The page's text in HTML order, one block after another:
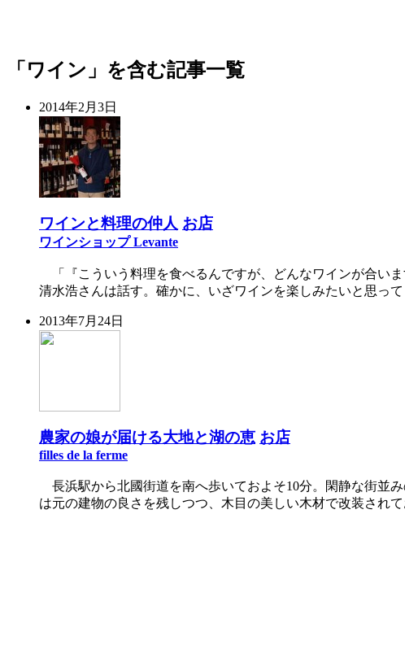
「ワイン」を含む記事一覧
2014年2月3日
ワインと料理の仲人 お店
ワインショップ Levante
「『こういう料理を食べるんですが、どんなワインが合い
清水浩さんは話す。確かに、いざワインを楽しみたいと思っ
2013年7月24日
農家の娘が届ける大地と湖の恵 お店
filles de la ferme
長浜駅から北國街道を南へ歩いておよそ10分。閑静な街並
は元の建物の良さを残しつつ、木目の美しい木材で改装さ